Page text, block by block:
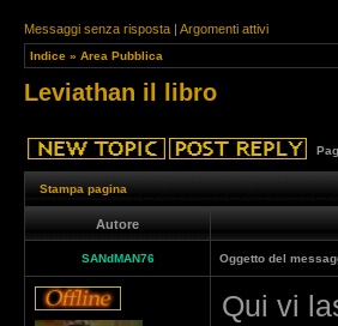
Messaggi senza risposta | Argomenti attivi
Indice » Area Pubblica
Leviathan il libro
Stampa pagina
Autore
SANdMAN76 Oggetto del
Qui vi